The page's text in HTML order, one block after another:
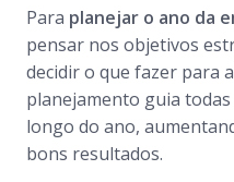
Para planejar o ano da
pensar nos objetivos
decidir o que fazer para
planejamento guia todas
longo do ano,
bons resultados.